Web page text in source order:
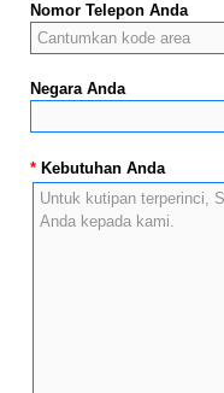
Nomor Telepon Anda
Negara Anda
* Kebutuhan Anda